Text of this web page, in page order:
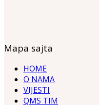
Mapa sajta
HOME
O NAMA
VIJESTI
QMS TIM